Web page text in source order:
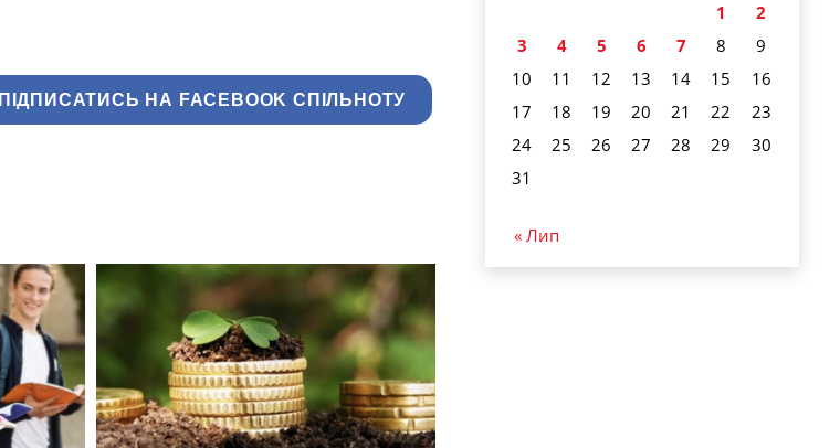
ПІДПИСАТИСЬ НА FACEBOOK СПІЛЬНОТУ
1
2
3
4 5 6 7 8
9
10
11 12 13 14 15
16
17
18 19 20 21 22
23
24
25 26 27 28 29
30
31
« Лип